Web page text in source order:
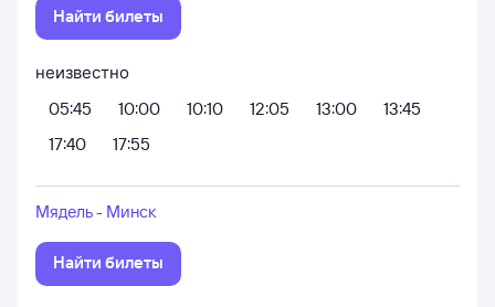
Найти билеты
неизвестно
05:45
10:00 10:10 12:05 13:00
13:45
17:40
17:55
Мядель - Минск
Найти билеты